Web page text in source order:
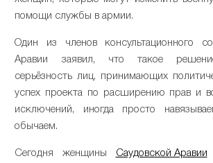
помощи службы в армии.
Один из членов консультационного
Аравии заявил, что такое
серьёзность лиц, принимающих
успех проекта по расширению прав и
исключений, иногда просто
обычаем.
Сегодня женщины Саудовской Аравии